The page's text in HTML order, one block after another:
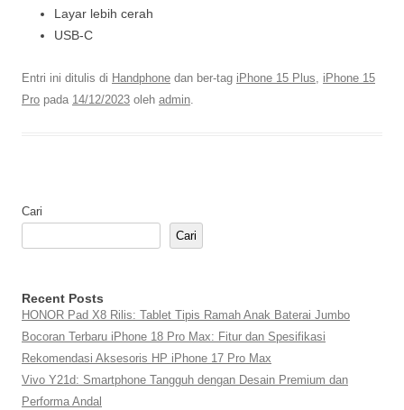
Layar lebih cerah
USB-C
Entri ini ditulis di Handphone dan ber-tag iPhone 15 Plus
iPhone 15
Pro pada 14/12/2023 oleh admin
Cari
Cari
Recent Posts
HONOR Pad X8 Rilis: Tablet Tipis Ramah Anak Baterai Jumbo
Bocoran Terbaru iPhone 18 Pro Max: Fitur dan Spesifikasi
Rekomendasi Aksesoris HP iPhone 17 Pro Max
Vivo Y21d: Smartphone Tangguh dengan Desain Premium dan
Performa Andal